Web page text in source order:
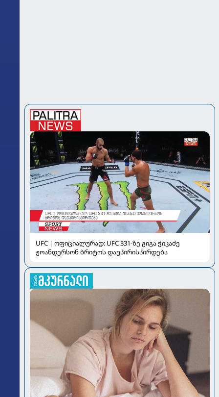
UFC | ოფიციალურად: UFC 331-ზე გიგა ჭიკაძე
ჟოანდერსონ ბრიტოს დაუპირისპირდება